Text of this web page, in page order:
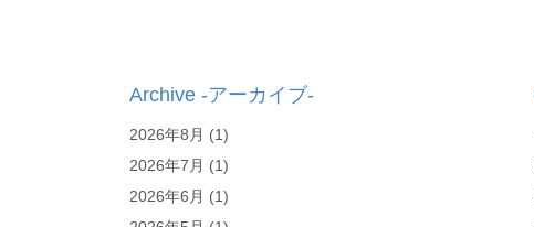
Archive -アーカイブ-
2026年8月 (1)
2026年7月 (1)
2026年6月 (1)